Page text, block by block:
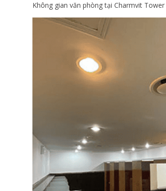
Không gian văn phòng tại Charmvit Tower